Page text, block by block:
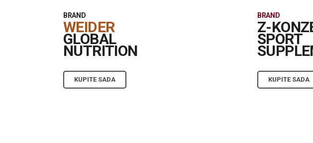
BRAND
WEIDER
GLOBAL
NUTRITION
KUPITE SADA
BRAND
Z-
SPORT
KUPITE SADA